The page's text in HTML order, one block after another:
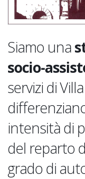
Siamo una
socio-
servizi di
intensità di
del reparto
grado di